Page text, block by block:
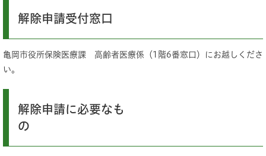
解除申請受付窓口
亀岡市役所保険医療課 高齢者医療係（1階6番窓口）にお越しくださ
い。
解除申請に必要なも
の